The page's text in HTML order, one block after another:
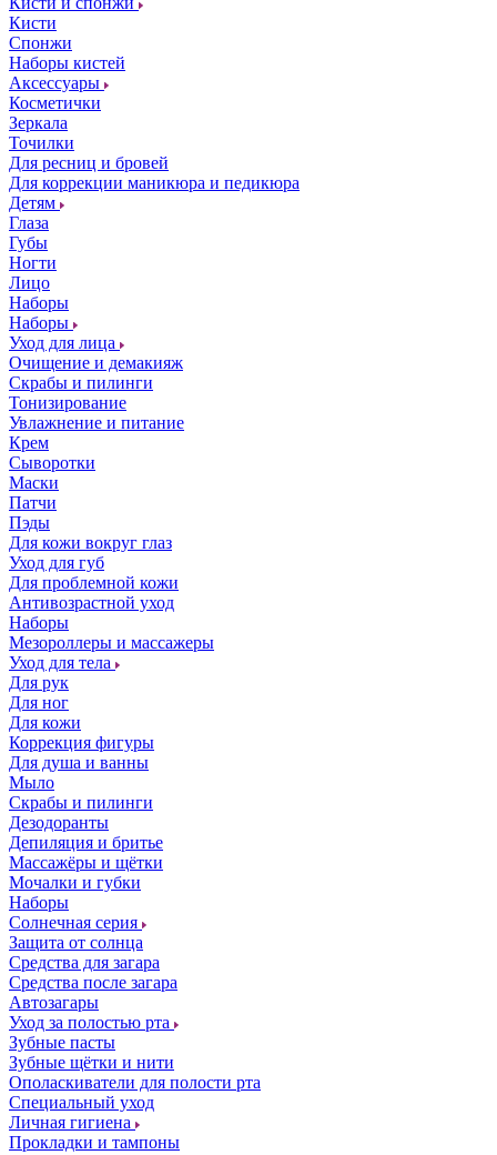
Кисти
Спонжи
Наборы кистей
Аксессуары
Косметички
Зеркала
Точилки
Для ресниц и бровей
Для коррекции маникюра и педикюра
Детям
Глаза
Губы
Ногти
Лицо
Наборы
Наборы
Уход для лица
Очищение и демакияж
Скрабы и пилинги
Тонизирование
Увлажнение и питание
Крем
Сыворотки
Маски
Патчи
Пэды
Для кожи вокруг глаз
Уход для губ
Для проблемной кожи
Антивозрастной уход
Наборы
Мезороллеры и массажеры
Уход для тела
Для рук
Для ног
Для кожи
Коррекция фигуры
Для душа и ванны
Мыло
Скрабы и пилинги
Дезодоранты
Депиляция и бритье
Массажёры и щётки
Мочалки и губки
Наборы
Солнечная серия
Защита от солнца
Средства для загара
Средства после загара
Автозагары
Уход за полостью рта
Зубные пасты
Зубные щётки и нити
Ополаскиватели для полости рта
Специальный уход
Личная гигиена
Прокладки и тампоны